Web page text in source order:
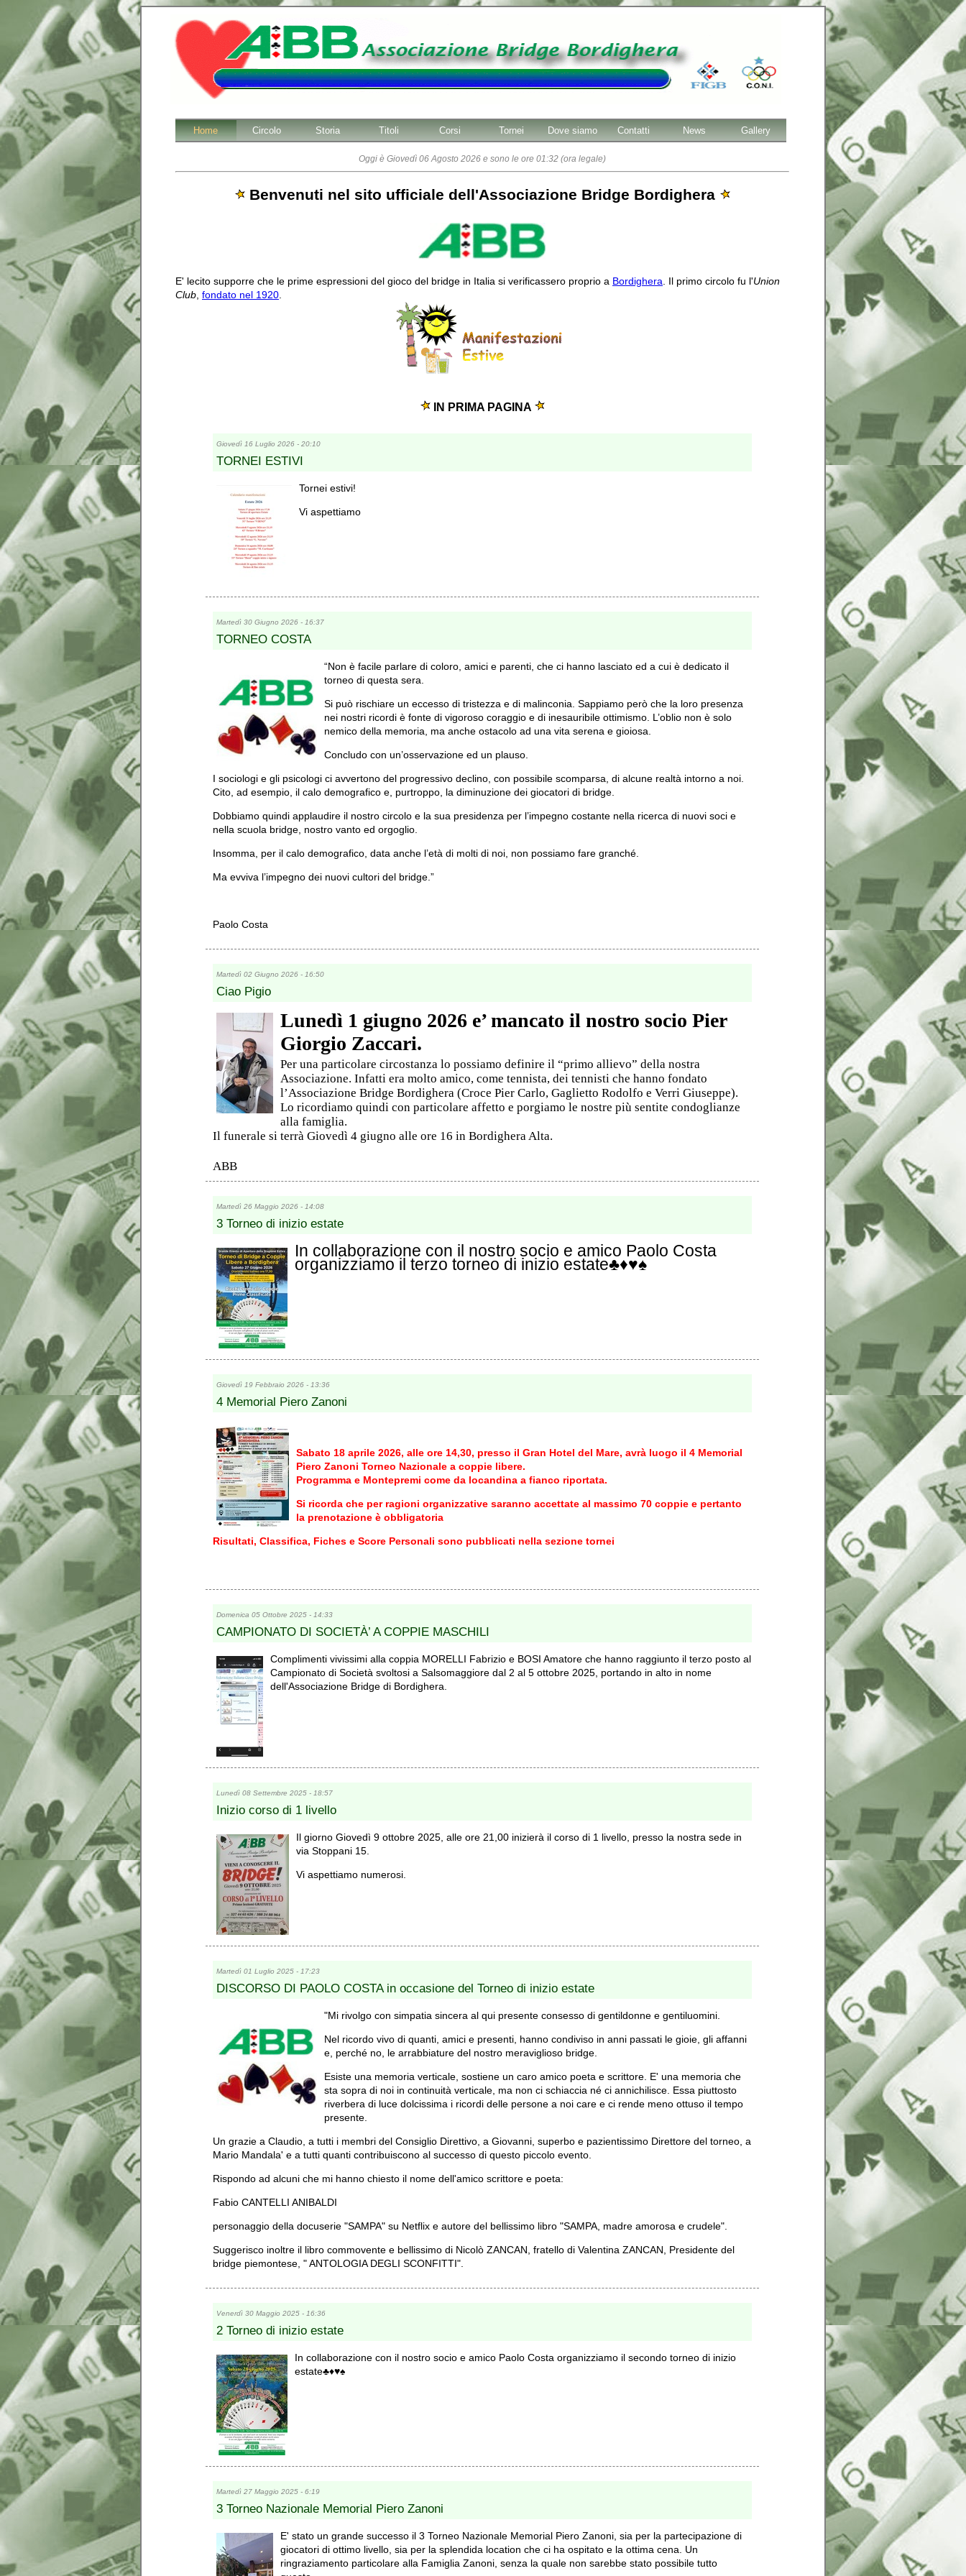
Home Circolo Storia Titoli Corsi Tornei Dove siamo Contatti News Gallery
Oggi è Giovedì 06 Agosto 2026 e sono le ore 01:32 (ora legale)
Benvenuti nel sito ufficiale dell'Associazione Bridge Bordighera
E' lecito supporre che le prime espressioni del gioco del bridge in Italia si verificassero proprio a Bordighera . Il primo circolo fu l'Union
Club fondato nel 1920
IN PRIMA PAGINA
Giovedì 16 Luglio 2026 - 20:10
TORNEI ESTIVI
Tornei estivi!
Vi aspettiamo
Martedì 30 Giugno 2026 - 16:37
TORNEO COSTA
“Non è facile parlare di coloro, amici e parenti, che ci hanno lasciato ed a cui è dedicato il
torneo di questa sera.
Si può rischiare un eccesso di tristezza e di malinconia. Sappiamo però che la loro presenza
nei nostri ricordi è fonte di vigoroso coraggio e di inesauribile ottimismo. L’oblio non è solo
nemico della memoria, ma anche ostacolo ad una vita serena e gioiosa.
Concludo con un’osservazione ed un plauso.
I sociologi e gli psicologi ci avvertono del progressivo declino, con possibile scomparsa, di alcune realtà intorno a noi.
Cito, ad esempio, il calo demografico e, purtroppo, la diminuzione dei giocatori di bridge.
Dobbiamo quindi applaudire il nostro circolo e la sua presidenza per l’impegno costante nella ricerca di nuovi soci e
nella scuola bridge, nostro vanto ed orgoglio.
Insomma, per il calo demografico, data anche l’età di molti di noi, non possiamo fare granché.
Ma evviva l’impegno dei nuovi cultori del bridge.”
Paolo Costa
Martedì 02 Giugno 2026 - 16:50
Ciao Pigio
Lunedì 1 giugno 2026 e’ mancato il nostro socio Pier
Giorgio Zaccari.
Per una particolare circostanza lo possiamo definire il “primo allievo” della nostra
Associazione. Infatti era molto amico, come tennista, dei tennisti che hanno fondato
l’Associazione Bridge Bordighera (Croce Pier Carlo, Gaglietto Rodolfo e Verri Giuseppe).
Lo ricordiamo quindi con particolare affetto e porgiamo le nostre più sentite condoglianze
alla famiglia.
Il funerale si terrà Giovedì 4 giugno alle ore 16 in Bordighera Alta.
ABB
Martedì 26 Maggio 2026 - 14:08
3 Torneo di inizio estate
In collaborazione con il nostro socio e amico Paolo Costa
organizziamo il terzo torneo di inizio estate♣️♦️♥️♠️
Giovedì 19 Febbraio 2026 - 13:36
4 Memorial Piero Zanoni
Sabato 18 aprile 2026, alle ore 14,30, presso il Gran Hotel del Mare, avrà luogo il 4 Memorial
Piero Zanoni Torneo Nazionale a coppie libere.
Programma e Montepremi come da locandina a fianco riportata.
Si ricorda che per ragioni organizzative saranno accettate al massimo 70 coppie e pertanto
la prenotazione è obbligatoria
Risultati, Classifica, Fiches e Score Personali sono pubblicati nella sezione tornei
Domenica 05 Ottobre 2025 - 14:33
CAMPIONATO DI SOCIETÀ’ A COPPIE MASCHILI
Complimenti vivissimi alla coppia MORELLI Fabrizio e BOSI Amatore che hanno raggiunto il terzo posto al
Campionato di Società svoltosi a Salsomaggiore dal 2 al 5 ottobre 2025, portando in alto in nome
dell'Associazione Bridge di Bordighera.
Lunedì 08 Settembre 2025 - 18:57
Inizio corso di 1 livello
Il giorno Giovedì 9 ottobre 2025, alle ore 21,00 inizierà il corso di 1 livello, presso la nostra sede in
via Stoppani 15.
Vi aspettiamo numerosi.
Martedì 01 Luglio 2025 - 17:23
DISCORSO DI PAOLO COSTA in occasione del Torneo di inizio estate
"Mi rivolgo con simpatia sincera al qui presente consesso di gentildonne e gentiluomini.
Nel ricordo vivo di quanti, amici e presenti, hanno condiviso in anni passati le gioie, gli affanni
e, perché no, le arrabbiature del nostro meraviglioso bridge.
Esiste una memoria verticale, sostiene un caro amico poeta e scrittore. E' una memoria che
sta sopra di noi in continuità verticale, ma non ci schiaccia né ci annichilisce. Essa piuttosto
riverbera di luce dolcissima i ricordi delle persone a noi care e ci rende meno ottuso il tempo
presente.
Un grazie a Claudio, a tutti i membri del Consiglio Direttivo, a Giovanni, superbo e pazientissimo Direttore del torneo, a
Mario Mandala' e a tutti quanti contribuiscono al successo di questo piccolo evento.
Rispondo ad alcuni che mi hanno chiesto il nome dell'amico scrittore e poeta:
Fabio CANTELLI ANIBALDI
personaggio della docuserie "SAMPA" su Netflix e autore del bellissimo libro "SAMPA, madre amorosa e crudele".
Suggerisco inoltre il libro commovente e bellissimo di Nicolò ZANCAN, fratello di Valentina ZANCAN, Presidente del
bridge piemontese, " ANTOLOGIA DEGLI SCONFITTI".
Venerdì 30 Maggio 2025 - 16:36
2 Torneo di inizio estate
In collaborazione con il nostro socio e amico Paolo Costa organizziamo il secondo torneo di inizio
estate♣️♦️♥️♠️
Martedì 27 Maggio 2025 - 6:19
3 Torneo Nazionale Memorial Piero Zanoni
E' stato un grande successo il 3 Torneo Nazionale Memorial Piero Zanoni, sia per la partecipazione di
giocatori di ottimo livello, sia per la splendida location che ci ha ospitato e la ottima cena. Un
ringraziamento particolare alla Famiglia Zanoni, senza la quale non sarebbe stato possibile tutto